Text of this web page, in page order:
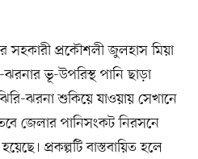
সহকারী প্রকৌশলী জুলহাস মিয়া
ভূ-উপরিস্থ পানি ছাড়া
ঝরনা শুকিয়ে যাওয়ায় সেখানে
জেলার পানিসংকট নিরসনে
প্রকল্পটি বাস্তবায়িত হলে